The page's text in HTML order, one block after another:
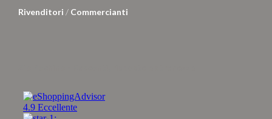
Rivenditori / Commercianti